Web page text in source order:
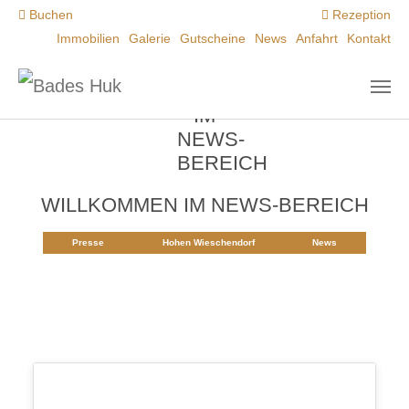
Zum Hauptinhalt springen
Buchen
Rezeption
Immobilien
Galerie Gutscheine News Anfahrt Kontakt
WILLKOMMEN IM NEWS-BEREICH
Presse Hohen Wieschendorf News